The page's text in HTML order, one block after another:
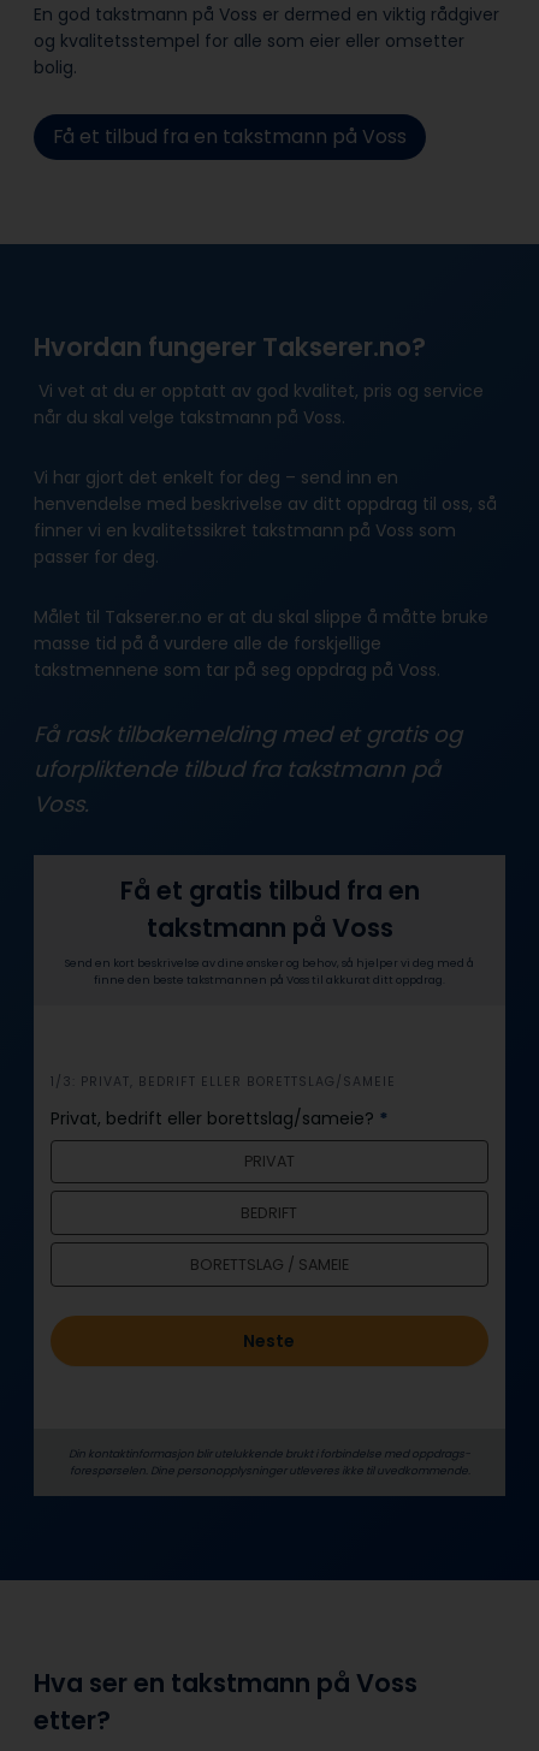
En god takstmann på Voss er dermed en viktig rådgiver
og kvalitetsstempel for alle som eier eller omsetter
bolig.
Få et tilbud fra en takstmann på Voss
Hvordan fungerer Takserer.no?
Vi vet at du er opptatt av god kvalitet, pris og service
når du skal velge takstmann på Voss.
Vi har gjort det enkelt for deg – send inn en
henvendelse med beskrivelse av ditt oppdrag til oss, så
finner vi en kvalitetssikret takstmann på Voss som
passer for deg.
Målet til Takserer.no er at du skal slippe å måtte bruke
masse tid på å vurdere alle de forskjellige
takstmennene som tar på seg oppdrag på Voss.
Få rask tilbakemelding med et gratis og
uforpliktende tilbud fra takstmann på
Voss.
Få et gratis tilbud fra en
takstmann på Voss
Send en kort beskrivelse av dine ønsker og behov, så hjelper vi deg med å
finne den beste takstmannen på Voss til akkurat ditt oppdrag.
i
n
n
o
d
1/3: PRIVAT, BEDRIFT ELLER BORETTSLAG/SAMEIE
Privat, bedrift eller borettslag/sameie? *
PRIVAT
BEDRIFT
BORETTSLAG / SAMEIE
Neste
Din kontaktinformasjon blir utelukkende brukt i forbindelse med oppdrags­
forespørselen. Dine person­­opplysninger utleveres ikke til uvedkommende.
Hva ser en takstmann på Voss
etter?